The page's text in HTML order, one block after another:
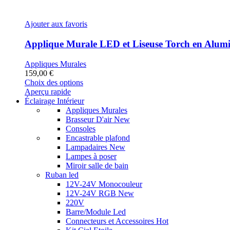
Ajouter aux favoris
Applique Murale LED et Liseuse Torch en
Appliques Murales
159,00 €
Choix des optionsCe
a
plusieurs
variations.
Les
options
peuvent
être
choisies
la
page
du
produit
Aperçu rapide
Éclairage Intérieur
Appliques Murales
Brasseur D'airNew
Consoles
Encastrable plafond
Lampadaires New
Lampes à poser
Miroir salle de bain
Ruban led
12V-24V Monocouleur
12V-24V RGB New
220V
Barre/Module Led
Connecteurs et Accessoires Hot